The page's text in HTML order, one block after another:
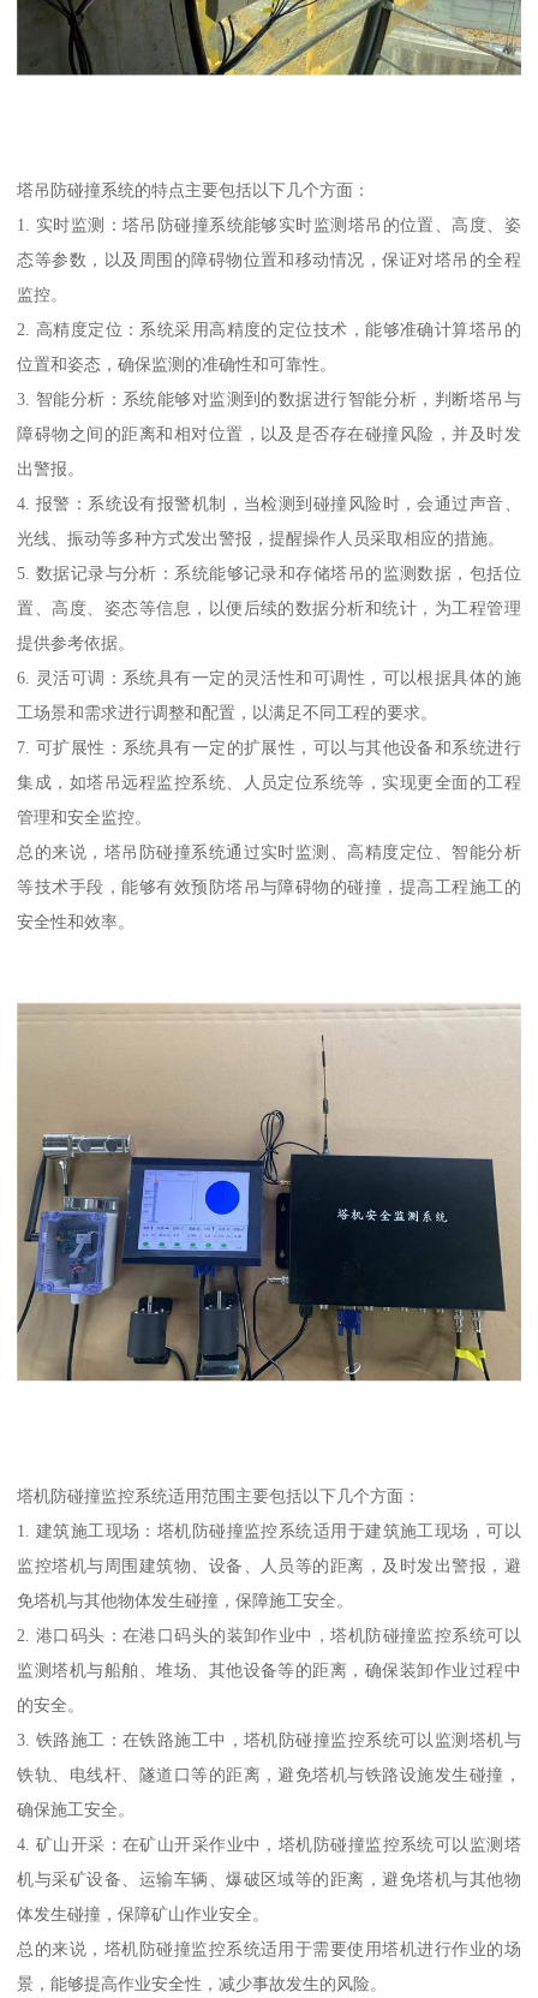
塔吊防碰撞系统的特点主要包括以下几个方面：
1. 实时监测：塔吊防碰撞系统能够实时监测塔吊的位置、高度、姿
态等参数，以及周围的障碍物位置和移动情况，保证对塔吊的全程
监控。
2. 高精度定位：系统采用高精度的定位技术，能够准确计算塔吊的
位置和姿态，确保监测的准确性和可靠性。
3. 智能分析：系统能够对监测到的数据进行智能分析，判断塔吊与
障碍物之间的距离和相对位置，以及是否存在碰撞风险，并及时发
出警报。
4. 报警：系统设有报警机制，当检测到碰撞风险时，会通过声音、
光线、振动等多种方式发出警报，提醒操作人员采取相应的措施。
5. 数据记录与分析：系统能够记录和存储塔吊的监测数据，包括位
置、高度、姿态等信息，以便后续的数据分析和统计，为工程管理
提供参考依据。
6. 灵活可调：系统具有一定的灵活性和可调性，可以根据具体的施
工场景和需求进行调整和配置，以满足不同工程的要求。
7. 可扩展性：系统具有一定的扩展性，可以与其他设备和系统进行
集成，如塔吊远程监控系统、人员定位系统等，实现更全面的工程
管理和安全监控。
总的来说，塔吊防碰撞系统通过实时监测、高精度定位、智能分析
等技术手段，能够有效预防塔吊与障碍物的碰撞，提高工程施工的
安全性和效率。
塔机防碰撞监控系统适用范围主要包括以下几个方面：
1. 建筑施工现场：塔机防碰撞监控系统适用于建筑施工现场，可以
监控塔机与周围建筑物、设备、人员等的距离，及时发出警报，避
免塔机与其他物体发生碰撞，保障施工安全。
2. 港口码头：在港口码头的装卸作业中，塔机防碰撞监控系统可以
监测塔机与船舶、堆场、其他设备等的距离，确保装卸作业过程中
的安全。
3. 铁路施工：在铁路施工中，塔机防碰撞监控系统可以监测塔机与
铁轨、电线杆、隧道口等的距离，避免塔机与铁路设施发生碰撞，
确保施工安全。
4. 矿山开采：在矿山开采作业中，塔机防碰撞监控系统可以监测塔
机与采矿设备、运输车辆、爆破区域等的距离，避免塔机与其他物
体发生碰撞，保障矿山作业安全。
总的来说，塔机防碰撞监控系统适用于需要使用塔机进行作业的场
景，能够提高作业安全性，减少事故发生的风险。